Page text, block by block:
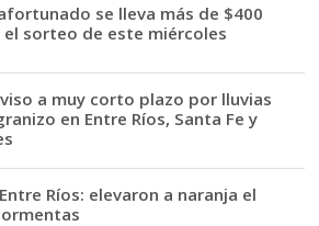
se lleva más de $400
el sorteo de este miércoles
a muy corto plazo por lluvias
en Entre Ríos, Santa Fe y
Ríos: elevaron a naranja el